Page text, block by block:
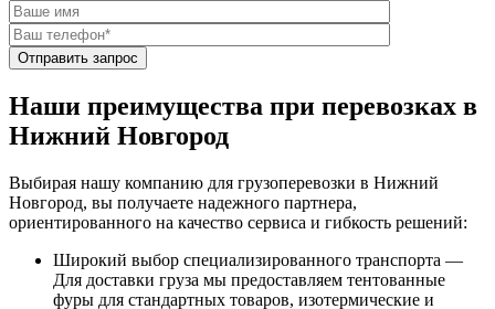
Наши преимущества при перевозках в
Нижний Новгород
Выбирая нашу компанию для грузоперевозки в Нижний
Новгород, вы получаете надежного партнера,
ориентированного на качество сервиса и гибкость решений:
Широкий выбор специализированного транспорта —
Для доставки груза мы предоставляем тентованные
фуры для стандартных товаров, изотермические и